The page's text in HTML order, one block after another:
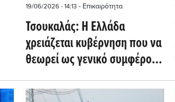
19/06/2026 - 14:13 - Επικαιρότητα
Τσουκαλάς: Η Ελλάδα
χρειάζεται κυβέρνηση που να
θεωρεί ως γενικό συμφέρον
το ταμείο των νοικοκυριών
και των επιχειρήσεων